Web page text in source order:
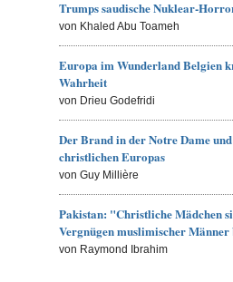
Trumps saudische Nuklear-
von Khaled Abu Toameh
Europa im Wunderland Belgien
Wahrheit
von Drieu Godefridi
Der Brand in der Notre Dame
christlichen Europas
von Guy Millière
Pakistan: "Christliche Mädchen
Vergnügen muslimischer
von Raymond Ibrahim